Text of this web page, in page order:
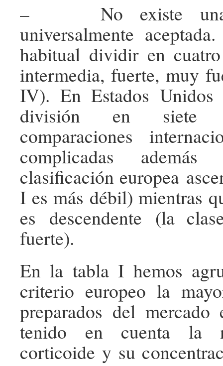
– No existe una
universalmente
habitual dividir en
intermedia, fuerte, muy
IV). En Estados Unidos
división en siete
comparaciones
complicadas
clasificación europea
I es más débil) mientras
es descendente (la
fuerte).
En la tabla I hemos
criterio europeo la
preparados del mercado
tenido en cuenta la
corticoide y su